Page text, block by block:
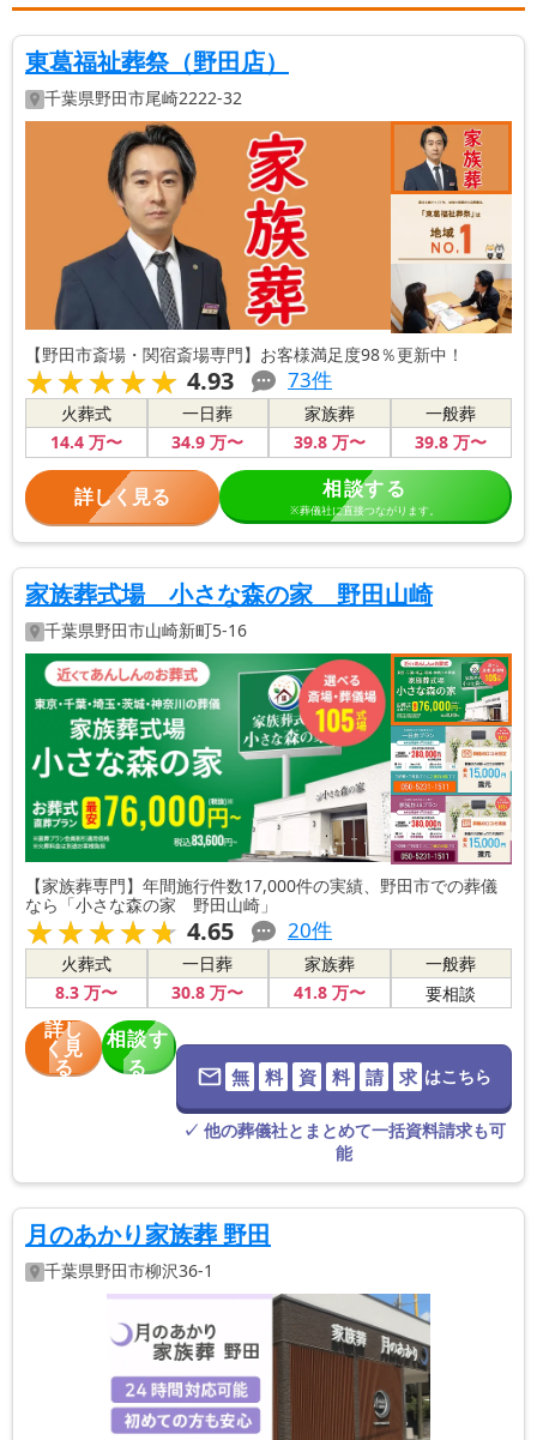
東葛福祉葬祭（野田店）
千葉県野田市尾崎2222-32
【野田市斎場・関宿斎場専門】お客様満足度98％更新中！
★★★★★
★★★★★ 4.93 73件
火葬式
14.4万〜
一日葬
34.9 万〜
家族葬
39.8万〜
一般葬
39.8 万〜
詳しく見る 相談する
※葬儀社に直接つながります。
家族葬式場 小さな森の家 野田山崎
千葉県野田市山崎新町5-16
【家族葬専門】年間施行件数17,000件の実績、野田市での葬儀
なら「小さな森の家 野田山崎」
★★★★★
★★★★★ 4.65 20件
火葬式
8.3万〜
一日葬
30.8 万〜
家族葬
41.8万〜
一般葬
要相談
詳し
く見
る
相談す
る
無 料 資 料 請 求 はこちら
✓ 他の葬儀社とまとめて一括資料請求も可
能
月のあかり家族葬 野田
千葉県野田市柳沢36-1